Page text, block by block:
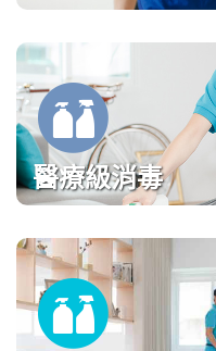
醫療級消毒